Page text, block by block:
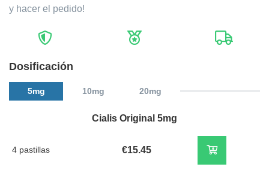
y hacer el pedido!
Dosificación
5mg 10mg 20mg
Cialis Original 5mg
4 pastillas €15.45